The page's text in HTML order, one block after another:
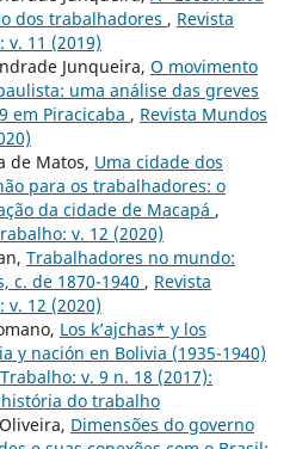
dos trabalhadores , Revista
v. 11 (2019)
Junqueira, O movimento
uma análise das greves
em Piracicaba , Revista Mundos
de Matos, Uma cidade dos
para os trabalhadores: o
da cidade de Macapá ,
v. 12 (2020)
Trabalhadores no mundo:
c. de 1870-1940 , Revista
v. 12 (2020)
Los k’ajchas* y los
y nación en Bolivia (1935-1940)
v. 9 n. 18 (2017):
do trabalho
Dimensões do governo